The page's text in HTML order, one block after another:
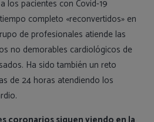
los pacientes con Covid-19
completo «reconvertidos» en
de profesionales atiende las
no demorables cardiológicos de
Ha sido también un reto
de 24 horas atendiendo los